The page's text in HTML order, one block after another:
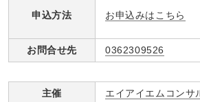
申込方法 お申込みはこちら
お問合せ先 0362309526
主催 エイアイエムコンサ